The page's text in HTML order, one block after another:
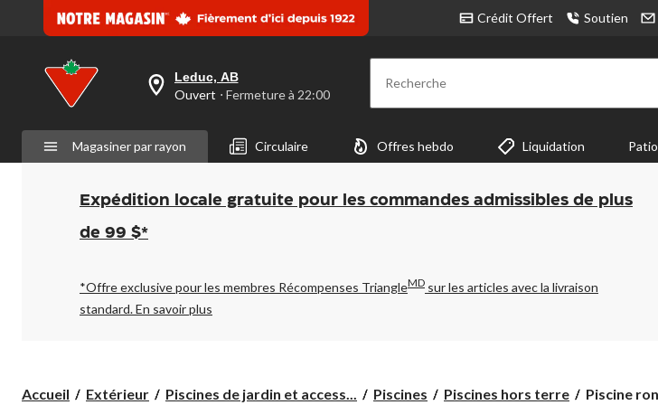
Crédit Offert Soutien
votre
est
Leduc,
AB,
Ouvert,
Fermeture
à
pour
changer
Leduc, AB
Ouvert ⋅ Fermeture à 22:00 Recherche
Magasiner par rayon Circulaire Offres hebdo Liquidation
Expédition locale gratuite pour les commandes admissibles de plus
de 99 $*
*Offre exclusive pour les membres Récompenses TriangleMD sur les articles avec la livraison
standard.En savoir plus
Accueil Extérieur Piscines de jardin et access... Piscines Piscines hors terre
Piscine
Piscine